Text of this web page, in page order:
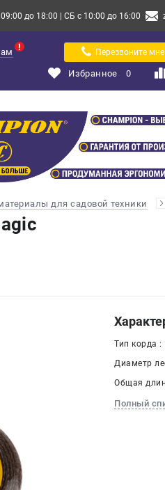
до 18:00 | СБ с 10:00 до 16:00
Перезвоните мне
Избранное 0
для садовой техники
Тип корда :
Диаметр
Общая
Полный